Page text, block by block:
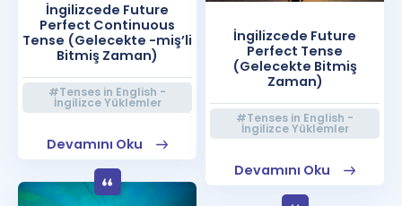
İngilizcede Future
Perfect Continuous
Tense (Gelecekte -miş’li
Bitmiş Zaman)
#Tenses in English -
İngilizce Yüklemler
Devamını Oku
İngilizcede Future
Perfect Tense
(Gelecekte Bitmiş
Zaman)
#Tenses in English -
İngilizce Yüklemler
Devamını Oku